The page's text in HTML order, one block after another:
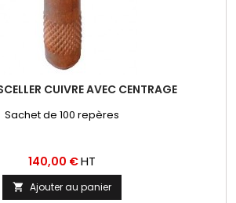
CUIVRE AVEC CENTRAGE
Sachet de 100 repères
Prix
140,00 €HT
 Ajouter au panier